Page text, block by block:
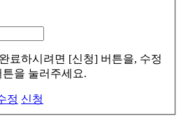
료하시려면 [신청] 버튼을, 수정
을 눌러주세요.
정 신청